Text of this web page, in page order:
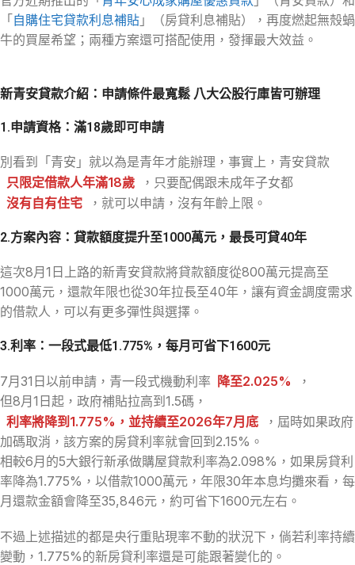
「自購住宅貸款利息補貼 」（房貸利息補貼），再度燃起無殼蝸
牛的買屋希望；兩種方案還可搭配使用，發揮最大效益。
新青安貸款介紹：申請條件最寬鬆 八大公股行庫皆可辦理
1.申請資格：滿18歲即可申請
別看到「青安」就以為是青年才能辦理，事實上，青安貸款
只限定借款人年滿18歲
，只要配偶跟未成年子女都
沒有自有住宅
，就可以申請，沒有年齡上限。
2.方案內容：貸款額度提升至1000萬元，最長可貸40年
這次8月1日上路的新青安貸款將貸款額度從800萬元提高至
1000萬元，還款年限也從30年拉長至40年，讓有資金調度需求
的借款人，可以有更多彈性與選擇。
3.利率：一段式最低1.775%，每月可省下1600元
7月31日以前申請，青一段式機動利率 降至2.025%
，
但8月1日起，政府補貼拉高到1.5碼，
利率將降到1.775%，並持續至2026年7月底
，屆時如果政府
加碼取消，該方案的房貸利率就會回到2.15%。
相較6月的5大銀行新承做購屋貸款利率為2.098%，如果房貸利
率降為1.775%，以借款1000萬元，年限30年本息均攤來看，每
月還款金額會降至35,846元，約可省下1600元左右。
不過上述描述的都是央行重貼現率不動的狀況下，倘若利率持續
變動，1.775%的新房貸利率還是可能跟著變化的。